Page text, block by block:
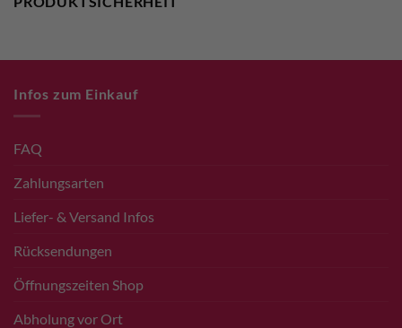
Infos zum Einkauf
FAQ
Zahlungsarten
Liefer- & Versand Infos
Rücksendungen
Öffnungszeiten Shop
Abholung vor Ort